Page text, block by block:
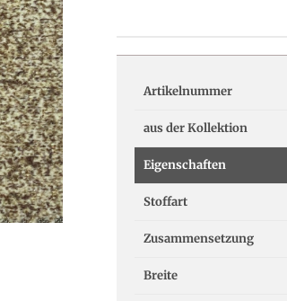
Artikelnummer
aus der Kollektion
Eigenschaften
Stoffart
Zusammensetzung
Breite